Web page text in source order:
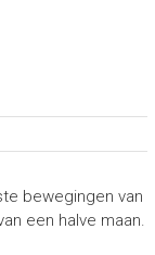
bewegingen van
een halve maan.